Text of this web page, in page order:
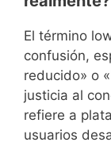
El término
confusión,
reducido» o
justicia al
refiere a
usuarios